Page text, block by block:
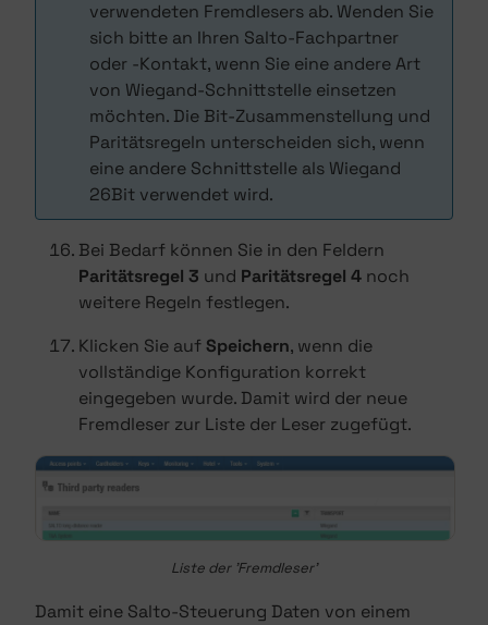
verwendeten Fremdlesers ab. Wenden Sie
sich bitte an Ihren Salto-Fachpartner
oder -Kontakt, wenn Sie eine andere Art
von Wiegand-Schnittstelle einsetzen
möchten. Die Bit-Zusammenstellung und
Paritätsregeln unterscheiden sich, wenn
eine andere Schnittstelle als Wiegand
26Bit verwendet wird.
Bei Bedarf können Sie in den Feldern
Paritätsregel 3 und Paritätsregel 4 noch
weitere Regeln festlegen.
Klicken Sie aufSpeichern, wenn die
vollständige Konfiguration korrekt
eingegeben wurde. Damit wird der neue
Fremdleser zur Liste der Leser zugefügt.
Liste der 'Fremdleser'
Damit eine Salto-Steuerung Daten von einem